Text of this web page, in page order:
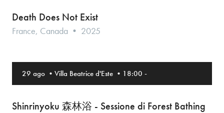
Death Does Not Exist
France, Canada • 2025
29 ago • Villa Beatrice d'Este • 18:00 -
Shinrinyoku 森林浴 - Sessione di Forest Bathing